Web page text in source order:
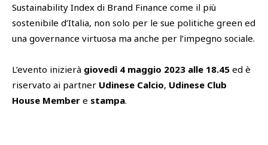
Sustainability Index di Brand Finance come il più
sostenibile d’Italia, non solo per le sue politiche green ed
una governance virtuosa ma anche per l’impegno sociale.
L’evento inizierà giovedì 4 maggio 2023 alle 18.45 ed è
riservato ai partner Udinese Calcio, Udinese Club
House Member e stampa.